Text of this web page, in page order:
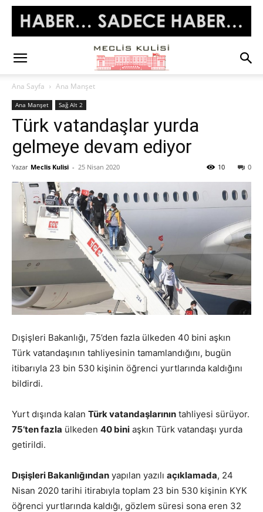
Ana Sayfa Ana Manşet
Ana Manşet Sağ Alt 2
Türk vatandaşlar yurda
gelmeye devam ediyor
Yazar Meclis Kulisi - 25 Nisan 2020 0
10
Dışişleri Bakanlığı, 75’den fazla ülkeden 40 bini aşkın
Türk vatandaşının tahliyesinin tamamlandığını, bugün
itibarıyla 23 bin 530 kişinin öğrenci yurtlarında kaldığını
bildirdi.
Yurt dışında kalan Türk vatandaşlarının tahliyesi sürüyor.
75’ten fazla ülkeden 40 bini aşkın Türk vatandaşı yurda
getirildi.
Dışişleri Bakanlığından yapılan yazılı açıklamada, 24
Nisan 2020 tarihi itirabıyla toplam 23 bin 530 kişinin KYK
öğrenci yurtlarında kaldığı, gözlem süresi sona eren 32